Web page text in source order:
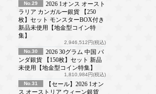
No.29
2026 1オンス オースト
ラリア カンガルー銀貨 【250
枚】セット モンスターBOX付き
新品未使用【地金型コイン特
集】
2,946,512円(税込)
No.30
2026 30グラム 中国 パ
ンダ銀貨 【150枚】セット 新品
未使用【地金型コイン特集】
1,810,984円(税込)
No.31
【セール】2026 1オン
ス オーストリア ウィーン銀貨